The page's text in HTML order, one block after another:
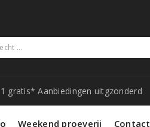
gratis* Aanbiedingen uitgzonderd
Weekend proeverij Contact